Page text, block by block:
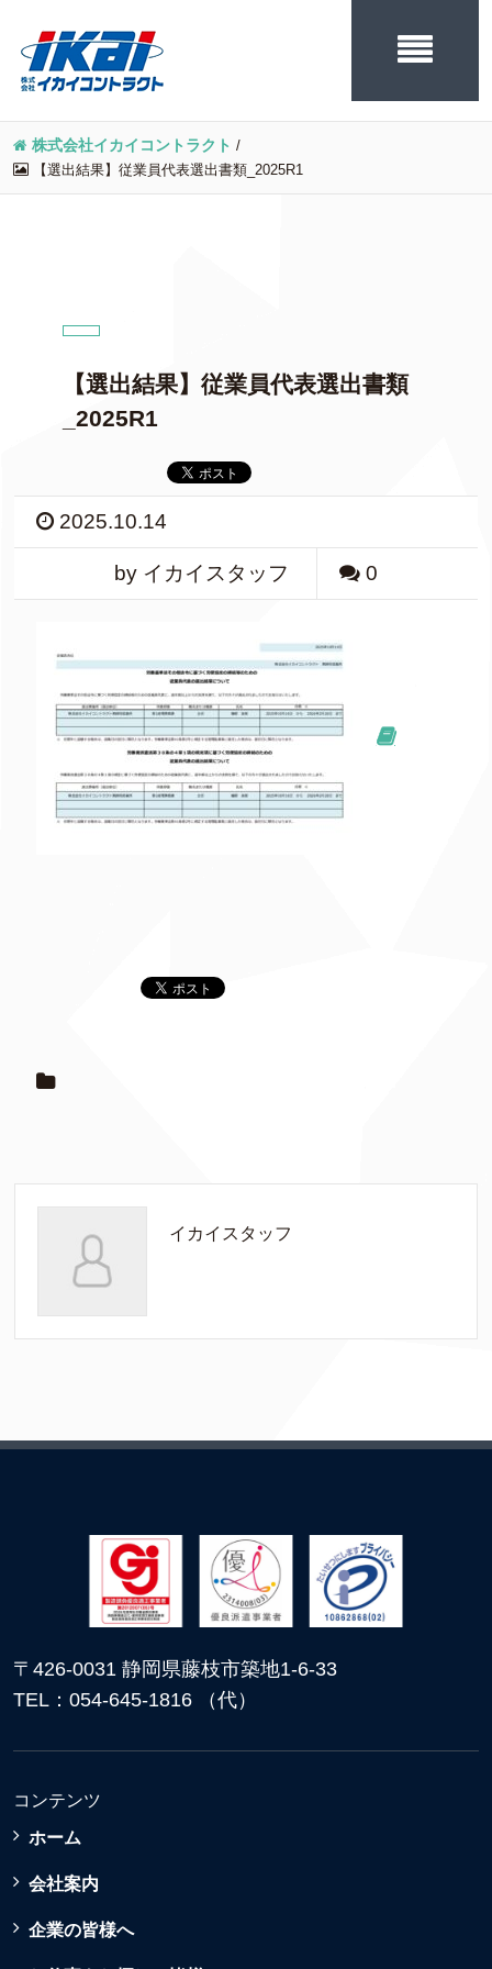
株式会社イカイコントラクト /
【選出結果】従業員代表選出書類_2025R1
【選出結果】従業員代表選出書類
_2025R1
2025.10.14
by イカイスタッフ 0
イカイスタッフ
〒426-0031 静岡県藤枝市築地1-6-33
TEL：054-645-1816 （代）
コンテンツ
ホーム
会社案内
企業の皆様へ